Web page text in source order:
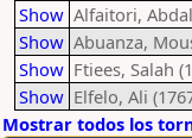
Show Alfaitori,
Show Abuanza,
Show Ftiees, Salah
Show Elfelo, Ali
Mostrar todos los